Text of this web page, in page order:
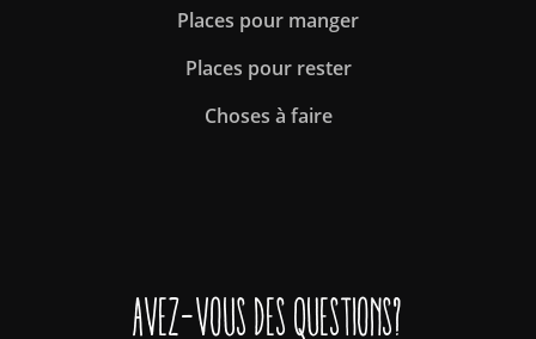
Places pour manger
Places pour rester
Choses à faire
Avez-vous des questions?